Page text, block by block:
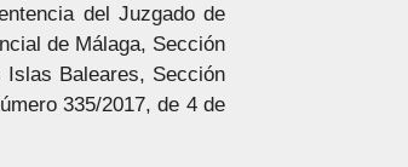
del Juzgado de
de Málaga, Sección
Islas Baleares, Sección
335/2017, de 4 de